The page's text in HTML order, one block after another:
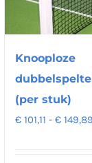
Knooploze
(per stuk)
€ 101,11 - €